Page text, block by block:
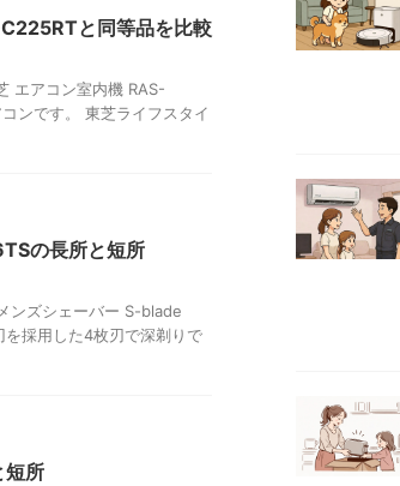
と同等品を比較
エアコン室内機 RAS-
ンです。 東芝ライフスタイ
の長所と短所
ンズシェーバー S-blade
採用した4枚刃で深剃りで
短所